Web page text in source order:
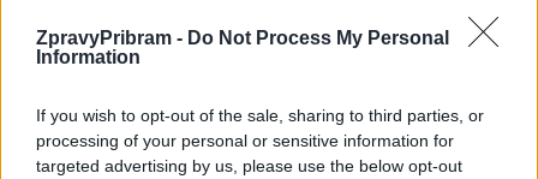
ZpravyPribram - Do Not Process My Personal
Information
If you wish to opt-out of the sale, sharing to third parties, or
processing of your personal or sensitive information for
targeted advertising by us, please use the below opt-out
Prázdniny a dovolené jsou
příležitostí pro „bytaře“
Zloděje oblečení a dvě postarší
sprejerky dopadla v tomto týdnu
příbramská policie